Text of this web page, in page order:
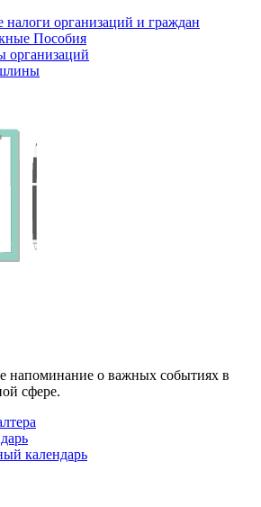
организаций и граждан
Пособия
организаций
напоминание о важных событиях в
сфере.
календарь